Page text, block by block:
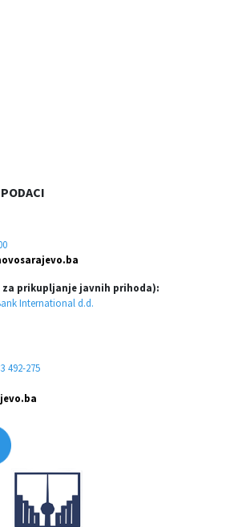
za prikupljanje javnih prihoda):
International d.d.
492-275